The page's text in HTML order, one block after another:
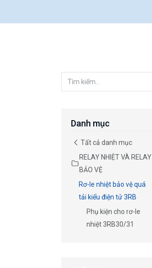
Danh mục
Tất cả danh mục
RELAY NHIỆT VÀ RELAY
BẢO VỆ
Rơ-le nhiệt bảo vệ quá
tải kiểu điện tử 3RB
Phụ kiện cho rơ-le
nhiệt 3RB30/31